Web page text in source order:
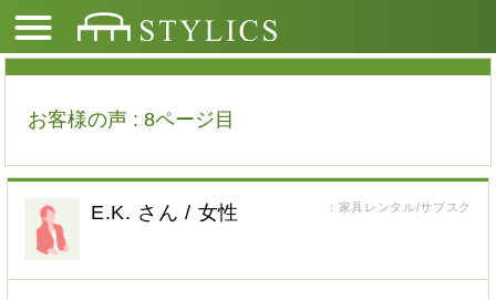
お客様の声 : 8ページ目
：家具レンタル/サブスク
E.K. さん / 女性